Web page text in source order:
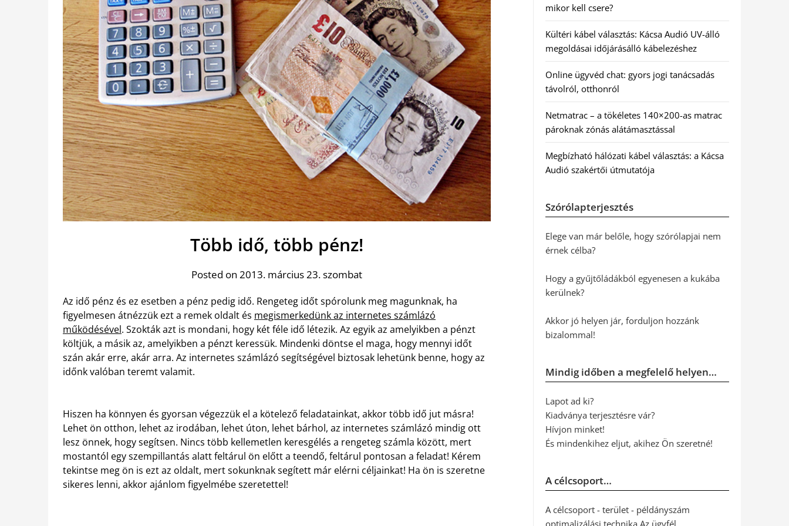
Több idő, több pénz!
Posted on 2013. március 23. szombat
Az idő pénz és ez esetben a pénz pedig idő. Rengeteg időt spórolunk meg magunknak, ha
figyelmesen átnézzük ezt a remek oldalt és megismerkedünk az internetes számlázó
működésével. Szokták azt is mondani, hogy két féle idő létezik. Az egyik az amelyikben a pénzt
költjük, a másik az, amelyikben a pénzt keressük. Mindenki döntse el maga, hogy mennyi időt
szán akár erre, akár arra. Az internetes számlázó segítségével biztosak lehetünk benne, hogy az
időnk valóban teremt valamit.
Hiszen ha könnyen és gyorsan végezzük el a kötelező feladatainkat, akkor több idő jut másra!
Lehet ön otthon, lehet az irodában, lehet úton, lehet bárhol, az internetes számlázó mindig ott
lesz önnek, hogy segítsen. Nincs több kellemetlen keresgélés a rengeteg számla között, mert
mostantól egy szempillantás alatt feltárul ön előtt a teendő, feltárul pontosan a feladat! Kérem
tekintse meg ön is ezt az oldalt, mert sokunknak segített már elérni céljainkat! Ha ön is szeretne
sikeres lenni, akkor ajánlom figyelmébe szeretettel!
mikor kell csere?
Kültéri kábel választás: Kácsa Audió UV-álló
megoldásai időjárásálló kábelezéshez
Online ügyvéd chat: gyors jogi tanácsadás
távolról, otthonról
Netmatrac – a tökéletes 140×200-as matrac
pároknak zónás alátámasztással
Megbízható hálózati kábel választás: a Kácsa
Audió szakértői útmutatója
Szórólapterjesztés
Elege van már belőle, hogy szórólapjai nem
érnek célba?
Hogy a gyűjtőládákból egyenesen a kukába
kerülnek?
Akkor jó helyen jár, forduljon hozzánk
bizalommal!
Mindig időben a megfelelő helyen…
Lapot ad ki?
Kiadványa terjesztésre vár?
Hívjon minket!
És mindenkihez eljut, akihez Ön szeretné!
A célcsoport…
A célcsoport - terület - példányszám
optimalizálási technika Az ügyfél